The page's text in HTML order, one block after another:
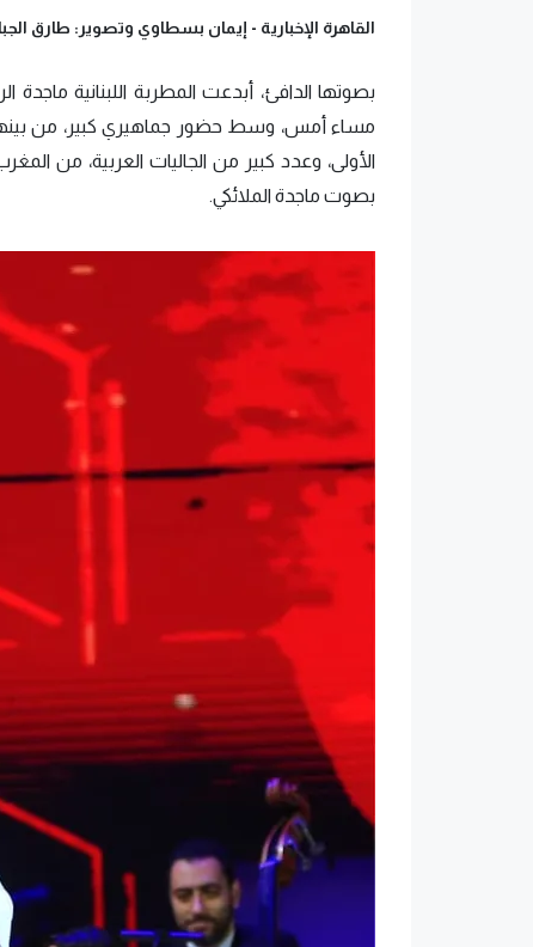
القاهرة الإخبارية - إيمان بسطاوي وتصوير: طارق
بصوتها الدافئ، أبدعت المطربة اللبنانية
مساء أمس، وسط حضور جماهيري كبير، من
الأولى، وعدد كبير من الجاليات العربية، من
بصوت ماجدة الملائكي.